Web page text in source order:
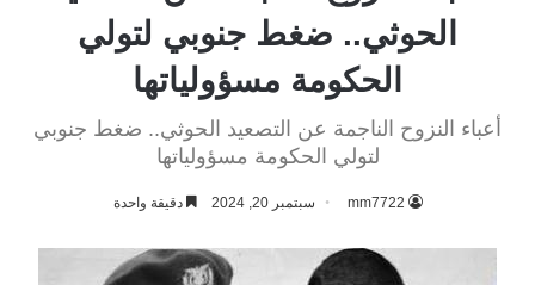
الحوثي.. ضغط جنوبي لتولي
الحكومة مسؤولياتها
أعباء النزوح الناجمة عن التصعيد الحوثي.. ضغط جنوبي
لتولي الحكومة مسؤولياتها
mm7722 سبتمبر 20, 2024 دقيقة واحدة